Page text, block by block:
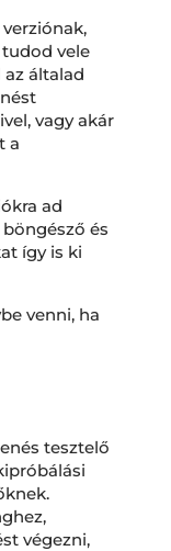
vele
általad
vagy akár
a
ad
és
így is ki
venni, ha
tesztelő
végezni,